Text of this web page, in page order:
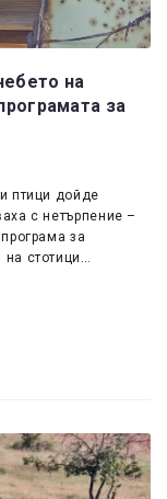
на
за
птици дойде
с нетърпение –
за
стотици…